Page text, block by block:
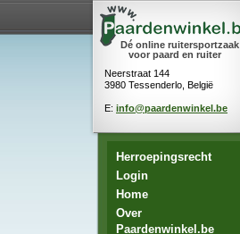
Dé online ruitersportzaak
voor paard en ruiter
Neerstraat 144
3980 Tessenderlo, België
E: info@paardenwinkel.be
Herroepingsrecht
Login
Home
Over
Paardenwinkel.be